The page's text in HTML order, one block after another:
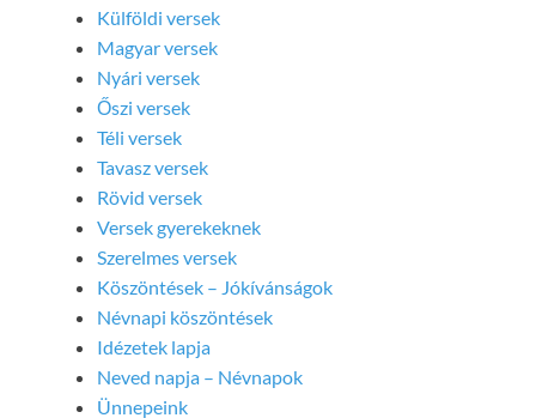
Külföldi versek
Magyar versek
Nyári versek
Őszi versek
Téli versek
Tavasz versek
Rövid versek
Versek gyerekeknek
Szerelmes versek
Köszöntések – Jókívánságok
Névnapi köszöntések
Idézetek lapja
Neved napja – Névnapok
Ünnepeink